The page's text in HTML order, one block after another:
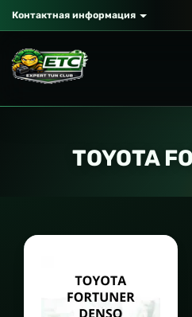
Контактная информация
TOYOTA